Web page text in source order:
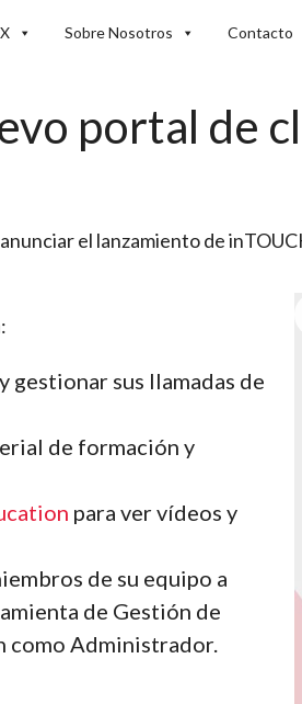
Sobre Nosotros Contacto
portal de
el lanzamiento de
gestionar sus llamadas de
de formación y
para ver vídeos y
de su equipo a
de Gestión de
como Administrador.